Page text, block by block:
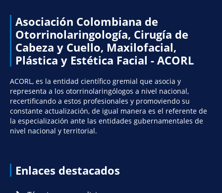
Asociación Colombiana de
Otorrinolaringología, Cirugía de
Cabeza y Cuello, Maxilofacial,
Plástica y Estética Facial - ACORL
ACORL, es la entidad científico gremial que asocia y
representa a los otorrinolaringólogos a nivel nacional,
recertificando a estos profesionales y promoviendo su
constante actualización, de igual manera es el referente de
la especialización ante las entidades gubernamentales de
nivel nacional y territorial.
Enlaces destacados